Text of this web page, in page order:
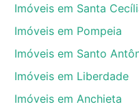
dos custos envolvidos
sonhos com segurança
Imóveis em Santa
Imóveis em Pompeia
Imóveis em Santo
Imóveis em Liberdade
Imóveis em Anchieta